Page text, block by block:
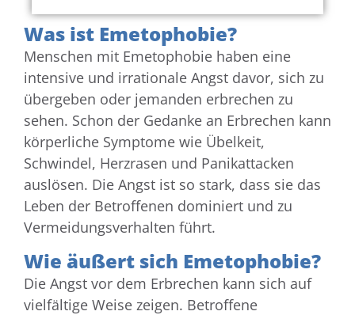
Was ist Emetophobie?
Menschen mit Emetophobie haben eine
intensive und irrationale Angst davor, sich zu
übergeben oder jemanden erbrechen zu
sehen. Schon der Gedanke an Erbrechen kann
körperliche Symptome wie Übelkeit,
Schwindel, Herzrasen und Panikattacken
auslösen. Die Angst ist so stark, dass sie das
Leben der Betroffenen dominiert und zu
Vermeidungsverhalten führt.
Wie äußert sich Emetophobie?
Die Angst vor dem Erbrechen kann sich auf
vielfältige Weise zeigen. Betroffene